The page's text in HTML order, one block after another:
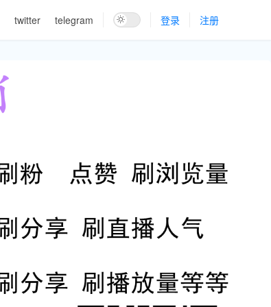
twitter telegram 登录 注册